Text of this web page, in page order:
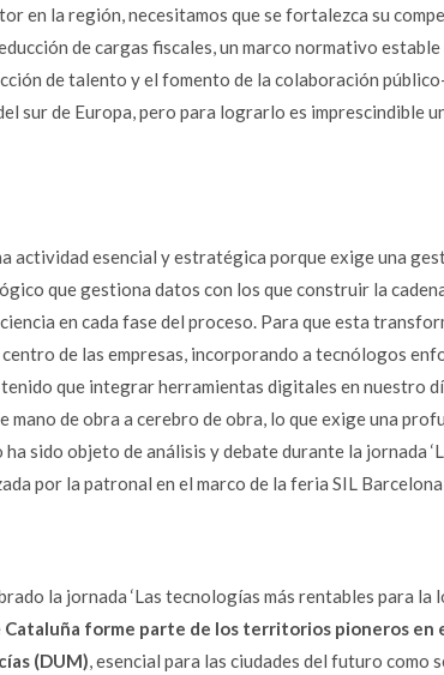
en la región, necesitamos que se fortalezca su
de cargas fiscales, un marco normativo
de talento y el fomento de la colaboración
sur de Europa, pero para lograrlo es imprescindible
actividad esencial y estratégica porque exige una
que gestiona datos con los que construir la
en cada fase del proceso. Para que esta
de las empresas, incorporando a tecnólogos
que integrar herramientas digitales en nuestro
mano de obra a cerebro de obra, lo que exige una
ha sido objeto de análisis y debate durante la jornada
por la patronal en el marco de la feria SIL
la jornada ‘Las tecnologías más rentables para
Cataluña forme parte de los territorios pioneros
(DUM), esencial para las ciudades del futuro como